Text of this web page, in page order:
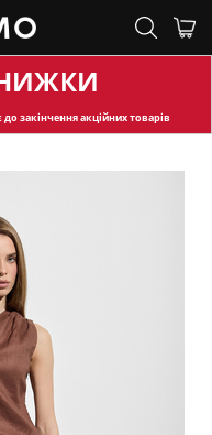
закінчення акційних товарів